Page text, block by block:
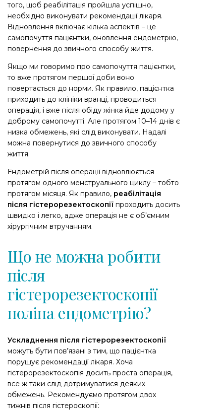
того, щоб реабілітація пройшла успішно,
необхідно виконувати рекомендації лікаря.
Відновлення включає кілька аспектів – це
самопочуття пацієнтки, оновлення ендометрію,
повернення до звичного способу життя.
Якщо ми говоримо про самопочуття пацієнтки,
то вже протягом першої доби воно
повертається до норми. Як правило, пацієнтка
приходить до клініки вранці, проводиться
операція, і вже після обіду жінка йде додому у
доброму самопочутті. Але протягом 10–14 днів є
низка обмежень, які слід виконувати. Надалі
можна повернутися до звичного способу
життя.
Ендометрій після операції відновлюється
протягом одного менструального циклу – тобто
протягом місяця. Як правило, реабілітація
після гістерорезектоскопії проходить досить
швидко і легко, адже операція не є об’ємним
хірургічним втручанням.
Що не можна робити
після
гістерорезектоскопії
поліпа ендометрію?
Ускладнення після гістерорезектоскопії
можуть бути пов’язані з тим, що пацієнтка
порушує рекомендації лікаря. Хоча
гістерорезектоскопія досить проста операція,
все ж таки слід дотримуватися деяких
обмежень. Рекомендуємо протягом двох
тижнів після гістероскопії: